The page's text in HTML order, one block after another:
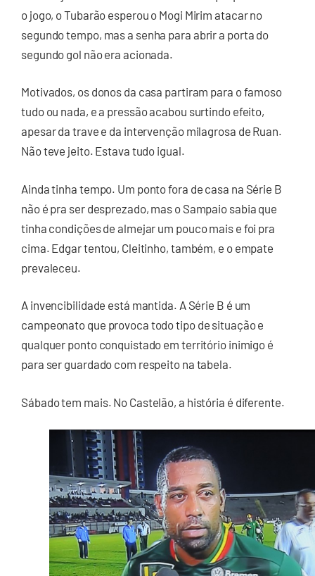
o jogo, o Tubarão esperou o Mogi Mirim atacar no
segundo tempo, mas a senha para abrir a porta do
segundo gol não era acionada.
Motivados, os donos da casa partiram para o famoso
tudo ou nada, e a pressão acabou surtindo efeito,
apesar da trave e da intervenção milagrosa de Ruan.
Não teve jeito. Estava tudo igual.
Ainda tinha tempo. Um ponto fora de casa na Série B
não é pra ser desprezado, mas o Sampaio sabia que
tinha condições de almejar um pouco mais e foi pra
cima. Edgar tentou, Cleitinho, também, e o empate
prevaleceu.
A invencibilidade está mantida. A Série B é um
campeonato que provoca todo tipo de situação e
qualquer ponto conquistado em território inimigo é
para ser guardado com respeito na tabela.
Sábado tem mais. No Castelão, a história é diferente.